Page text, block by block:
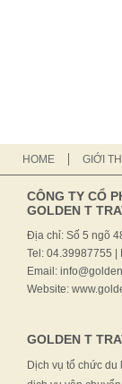
HOME GIỚI
CÔNG TY CỔ
GOLDEN T
Địa chỉ: Số 5 ngõ
Tel: 04.39987755 |
Email:
Website:
GOLDEN T
Dịch vụ tổ chức